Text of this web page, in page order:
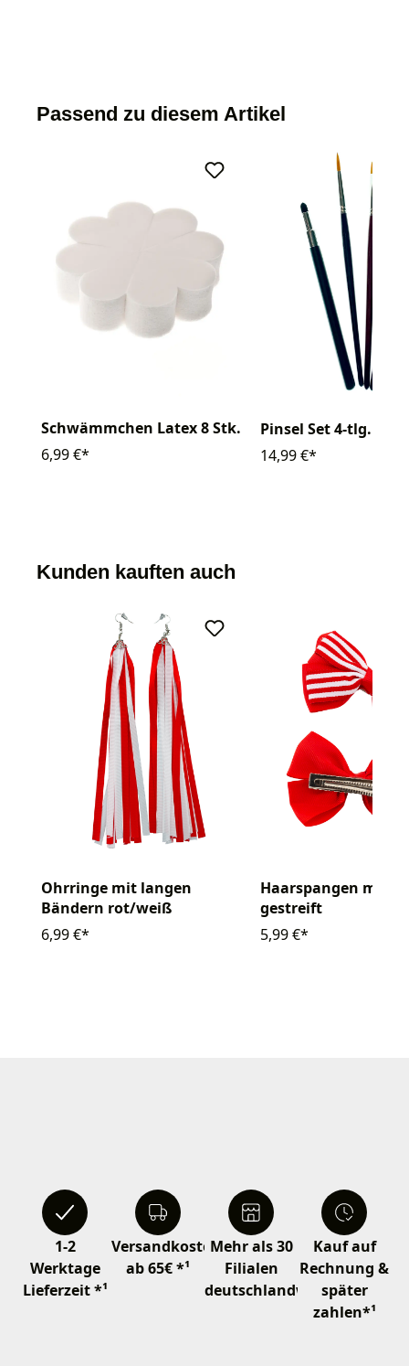
Passend zu diesem Artikel
Schwämmchen Latex 8 Stk.
6,99 €*
Pinsel Set 4-tlg.
14,99 €*
Kunden kauften auch
Ohrringe mit langen
Bändern rot/weiß
6,99 €*
Haarspangen mit
gestreift
5,99 €*
1-2
Werktage
Lieferzeit *¹
Versandkostenfrei
ab 65€ *¹
Mehr als 30
Filialen
deutschlandweit
Kauf auf
Rechnung &
später
zahlen*¹